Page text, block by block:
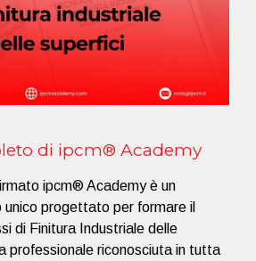
di ipcm® Academy
ipcm® Academy è un
progettato per formare il
di Finitura Industriale delle
professionale riconosciuta in tutta